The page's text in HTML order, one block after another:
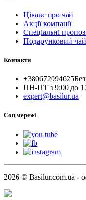
Цікаве про чай
Акції компанії
Спеціальні
Подарунковий чай
Контакти
+380672094625
ПН-ПТ з 9:00 до
expert@basilur.ua
Cоц мережі
2026 © Basilur.com.ua -